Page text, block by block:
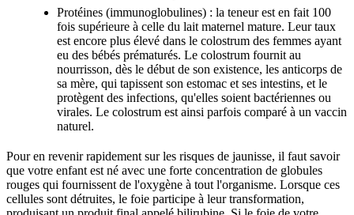
Protéines (immunoglobulines) : la teneur est en fait 100
fois supérieure à celle du lait maternel mature. Leur taux
est encore plus élevé dans le colostrum des femmes ayant
eu des bébés prématurés. Le colostrum fournit au
nourrisson, dès le début de son existence, les anticorps de
sa mère, qui tapissent son estomac et ses intestins, et le
protègent des infections, qu'elles soient bactériennes ou
virales. Le colostrum est ainsi parfois comparé à un vaccin
naturel.
Pour en revenir rapidement sur les risques de jaunisse, il faut savoir
que votre enfant est né avec une forte concentration de globules
rouges qui fournissent de l'oxygène à tout l'organisme. Lorsque ces
cellules sont détruites, le foie participe à leur transformation,